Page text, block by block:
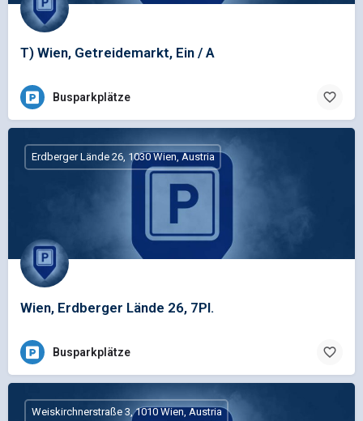
T) Wien, Getreidemarkt, Ein / A
Busparkplätze
Wien, Erdberger Lände 26, 7Pl.
Erdberger Lände 26, 1030 Wien, Austria
Busparkplätze
Weiskirchnerstraße 3, 1010 Wien, Austria